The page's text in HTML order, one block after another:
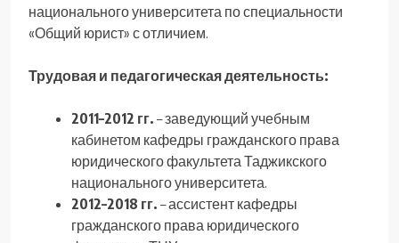
национального университета по специальности
«Общий юрист» с отличием.
Трудовая и педагогическая деятельность:
2011–2012 гг. – заведующий учебным
кабинетом кафедры гражданского права
юридического факультета Таджикского
национального университета.
2012–2018 гг. – ассистент кафедры
гражданского права юридического